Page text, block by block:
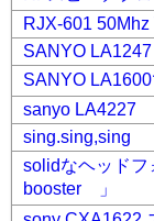
RJX-601 50Mhz
SANYO
SANYO
sanyo LA4227
sing.sing,sing
solidなヘッド
booster 」